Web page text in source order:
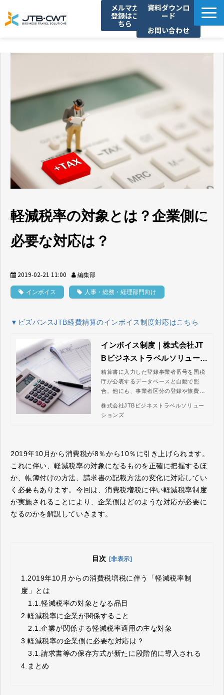
メルマガ
登録はこ
ちら
資料ダウンロ
ード
お問い合わせ
導入事例
セミナー/イベント
お知らせ
よくあるご質問
軽減税率の対象とは？企業側に
必要な対応は？
2019-02-21 11:00 編集部
インボイス 人事・総務・経理部門向け
▼ビズバンスJTB経費精算のインボイス制度対応はこちら
インボイス制度｜株式会社JT
Bビジネストラベルソリューシ
ョンズ
精算書に入力した登録事業者番号を国税
庁が公表するデータベースと自動で照
合。他にも、事業者区分の登録や旅費交
ど、インボイス制度により新たに発生し
た経理担当者の業務を効率化する機能を
株式会社JTBビジネストラベルソリュー
ションズ
2019年10月から消費税が8％から10％に引き上げられます。
これに伴い、軽減税率の対象になるものを正確に把握するほ
か、帳簿付けの方法、請求書の記載方法の変化に対応してい
く必要もあります。今回は、消費税増税に伴い軽減税率制度
が実施されることにより、企業側はどのような対応が必要に
なるのかを解説していきます。
目次 [非表示]
1.2019年10月からの消費税増税に伴う「軽減税率制
度」とは
1.1.軽減税率の対象となる品目
2.軽減税率に企業が関係すること
2.1.企業が関係する軽減税率適用の主な対象
3.軽減税率の企業側に必要な対応は？
3.1.請求書等の保存方式が新たに段階的に導入される
4.まとめ